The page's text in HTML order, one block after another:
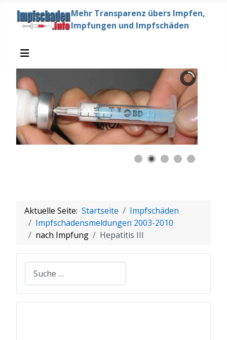
Mehr Transparenz übers Impfen,
Impfungen und Impfschäden
Aktuelle Seite: Startseite
Impfschäden
Impfschadensmeldungen 2003-2010
nach Impfung
Hepatitis III
Suchen